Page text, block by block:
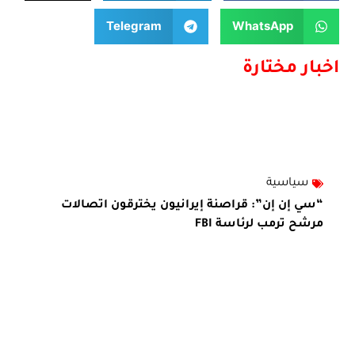
WhatsApp
Telegram
اخبار مختارة
سياسية
“سي إن إن”: قراصنة إيرانيون يخترقون اتصالات
مرشح ترمب لرئاسة FBI